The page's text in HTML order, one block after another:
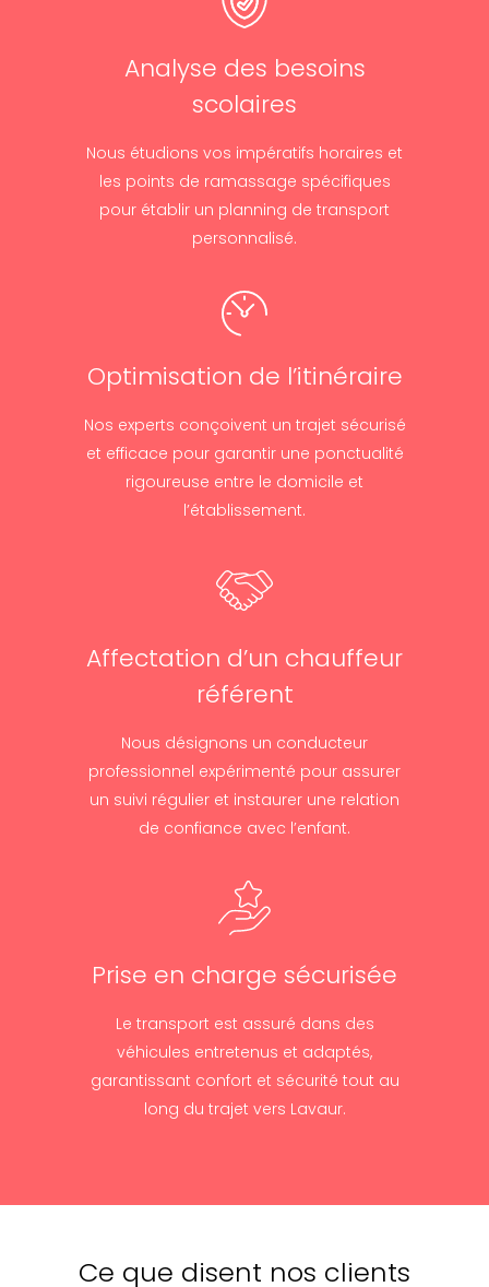
Analyse des besoins
scolaires
Nous étudions vos impératifs horaires et
les points de ramassage spécifiques
pour établir un planning de transport
personnalisé.
Optimisation de l’itinéraire
Nos experts conçoivent un trajet sécurisé
et efficace pour garantir une ponctualité
rigoureuse entre le domicile et
l’établissement.
Affectation d’un chauffeur
référent
Nous désignons un conducteur
professionnel expérimenté pour assurer
un suivi régulier et instaurer une relation
de confiance avec l’enfant.
Prise en charge sécurisée
Le transport est assuré dans des
véhicules entretenus et adaptés,
garantissant confort et sécurité tout au
long du trajet vers Lavaur.
Ce que disent nos clients